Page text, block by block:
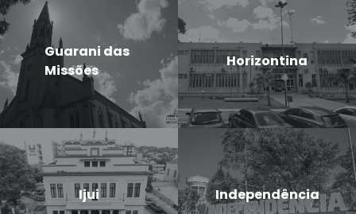
Guarani das
Missões
Horizontina
Ijui Independência